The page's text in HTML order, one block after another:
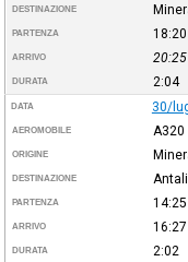
DESTINAZIONE
PARTENZA 18:20
ARRIVO 20:25
DURATA 2:04
DATA 30/
AEROMOBILE A320
ORIGINE
DESTINAZIONE
PARTENZA 14:25
ARRIVO 16:27
DURATA 2:02